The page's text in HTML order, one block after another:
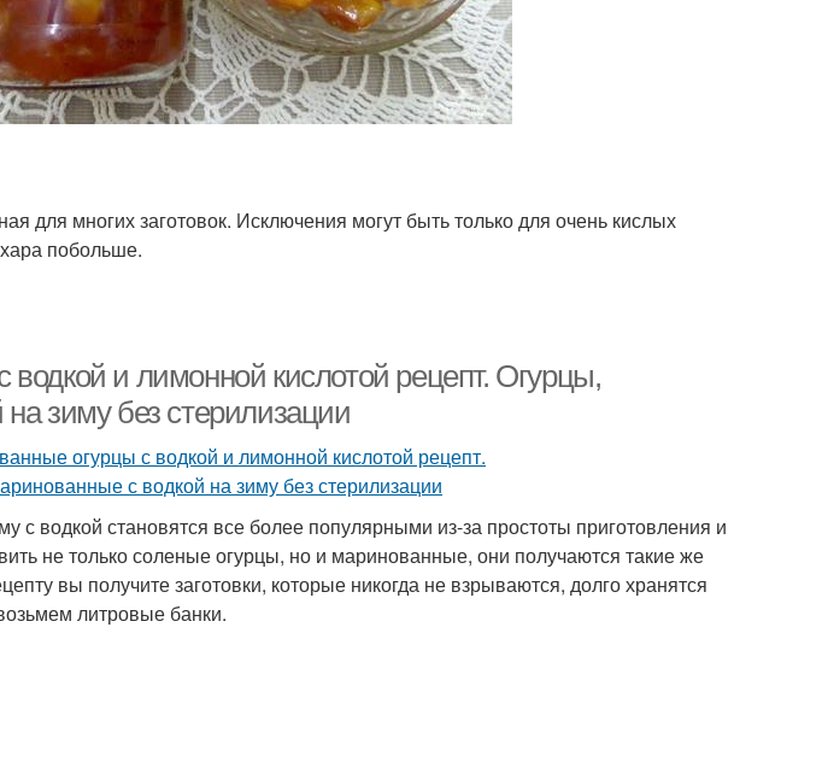
для многих заготовок. Исключения могут быть только для очень кислых
побольше.
и лимонной кислотой рецепт. Огурцы,
зиму без стерилизации
с водкой становятся все более популярными из-за простоты приготовления и
не только соленые огурцы, но и маринованные, они получаются такие же
вы получите заготовки, которые никогда не взрываются, долго хранятся
литровые банки.